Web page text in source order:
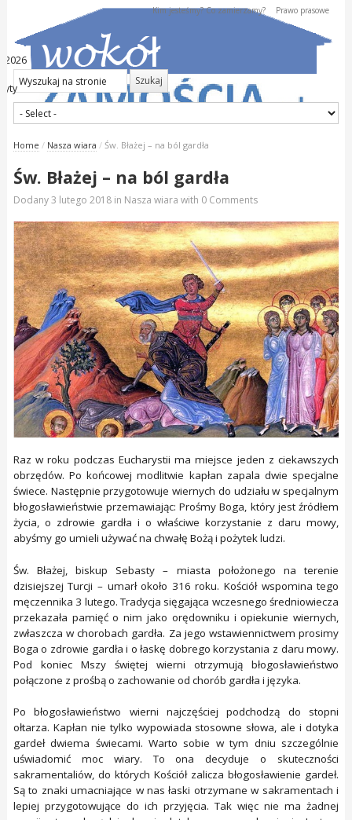
Kim jesteśmy? Co zamierzamy? Prawo prasowe
2026
Home / Nasza wiara / Św. Błażej – na ból gardła
Św. Błażej – na ból gardła
Dodany3 lutego 2018in Nasza wiara with 0 Comments
Raz w roku podczas Eucharystii ma miejsce jeden z ciekawszych
obrzędów. Po końcowej modlitwie kapłan zapala dwie specjalne
świece. Następnie przygotowuje wiernych do udziału w specjalnym
błogosławieństwie przemawiając: Prośmy Boga, który jest źródłem
życia, o zdrowie gardła i o właściwe korzystanie z daru mowy,
abyśmy go umieli używać na chwałę Bożą i pożytek ludzi.
Św. Błażej, biskup Sebasty – miasta położonego na terenie
dzisiejszej Turcji – umarł około 316 roku. Kościół wspomina tego
męczennika 3 lutego. Tradycja sięgająca wczesnego średniowiecza
przekazała pamięć o nim jako orędowniku i opiekunie wiernych,
zwłaszcza w chorobach gardła. Za jego wstawiennictwem prosimy
Boga o zdrowie gardła i o łaskę dobrego korzystania z daru mowy.
Pod koniec Mszy świętej wierni otrzymują błogosławieństwo
połączone z prośbą o zachowanie od chorób gardła i języka.
Po błogosławieństwo wierni najczęściej podchodzą do stopni
ołtarza. Kapłan nie tylko wypowiada stosowne słowa, ale i dotyka
gardeł dwiema świecami. Warto sobie w tym dniu szczególnie
uświadomić moc wiary. To ona decyduje o skuteczności
sakramentaliów, do których Kościół zalicza błogosławienie gardeł.
Są to znaki umacniające w nas łaski otrzymane w sakramentach i
lepiej przygotowujące do ich przyjęcia. Tak więc nie ma żadnej